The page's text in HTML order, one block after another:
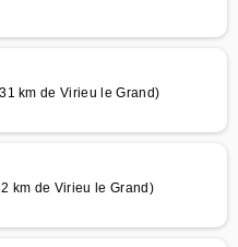
km de Virieu le Grand)
km de Virieu le Grand)